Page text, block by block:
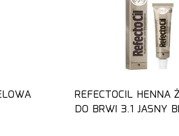
REFECTOCIL HENNA
DO BRWI 3.1 JASNY